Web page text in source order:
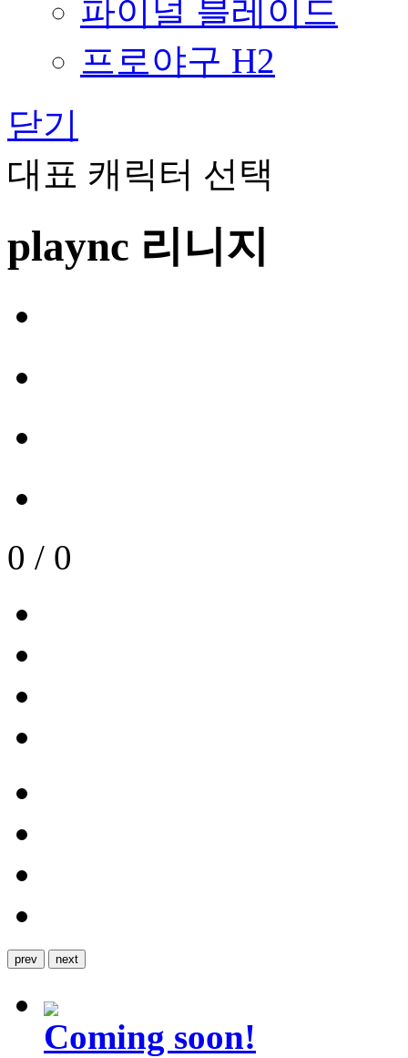
파이널 블레이드
프로야구 H2
닫기
대표 캐릭터 선택
plaync 리니지
0 / 0
prev next
Coming soon!